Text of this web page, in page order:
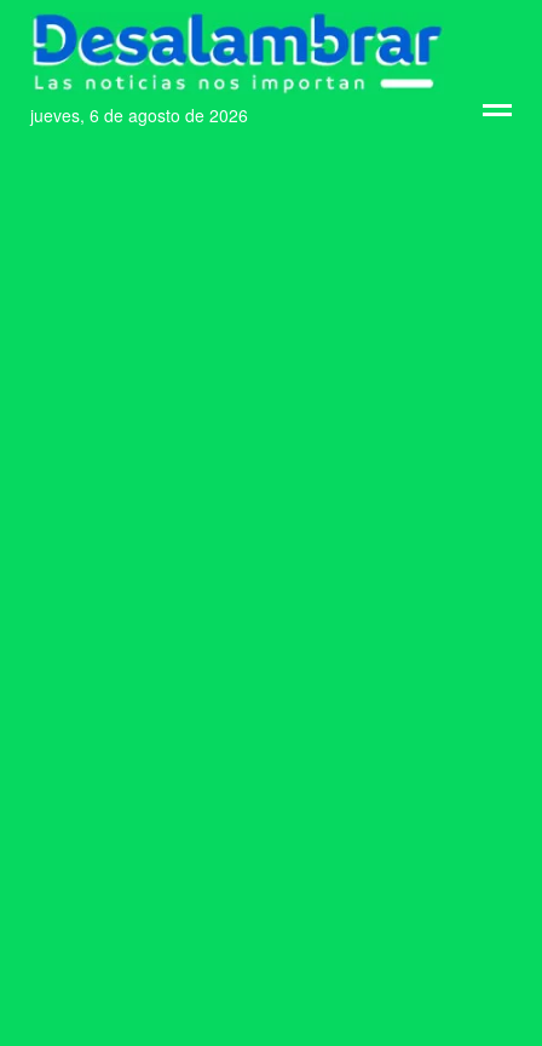
jueves, 6 de agosto de 2026